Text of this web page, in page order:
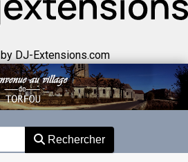
by DJ-Extensions.com
Rechercher